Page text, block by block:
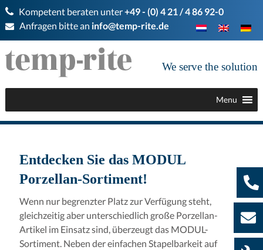
Kompetent beraten unter+49 - (0) 4 21 / 4 86 92-0
Anfragen bitte an info@temp-rite.de
We serve the solution
Menu
Entdecken Sie das MODUL
Porzellan-Sortiment!
Wenn nur begrenzter Platz zur Verfügung steht,
gleichzeitig aber unterschiedlich große Porzellan-
Artikel im Einsatz sind, überzeugt das MODUL-
Sortiment. Neben der einfachen Stapelbarkeit auf